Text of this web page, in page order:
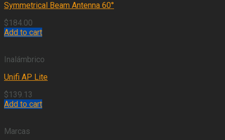
Symmetrical Beam Antenna 60°
$184.00
Add to cart
Inalámbrico
Unifi AP Lite
$139.13
Add to cart
Marcas